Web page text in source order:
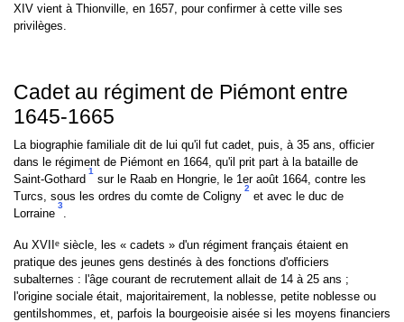
XIV vient à Thionville, en 1657, pour confirmer à cette ville ses
privilèges.
Cadet au régiment de Piémont entre
1645-1665
La biographie familiale dit de lui qu'il fut cadet, puis, à 35 ans, officier
dans le régiment de Piémont en 1664, qu'il prit part à la bataille de
Saint-Gothard
1
sur le Raab en Hongrie, le 1er août 1664, contre les
Turcs, sous les ordres du comte de Coligny
2
et avec le duc de
Lorraine
3
.
Au XVIIᵉ siècle, les « cadets » d'un régiment français étaient en
pratique des jeunes gens destinés à des fonctions d'officiers
subalternes : l'âge courant de recrutement allait de 14 à 25 ans ;
l'origine sociale était, majoritairement, la noblesse, petite noblesse ou
gentilshommes, et, parfois la bourgeoisie aisée si les moyens financiers